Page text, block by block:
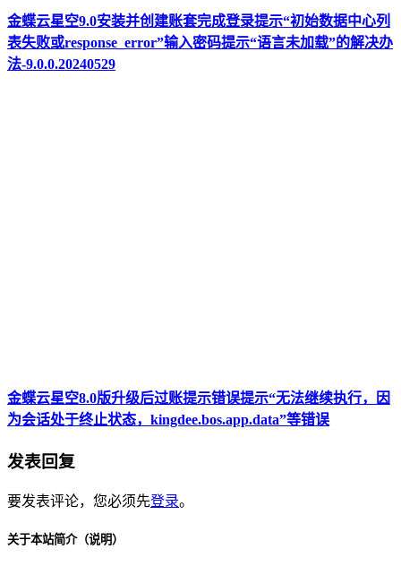
金蝶云星空9.0安装并创建账套完成登录提示“初始数据中心列
表失败或response_error”输入密码提示“语言未加载”的解决办
法-9.0.0.20240529
金蝶云星空8.0版升级后过账提示错误提示“无法继续执行，因
为会话处于终止状态，kingdee.bos.app.data”等错误
发表回复
要发表评论，您必须先登录。
关于本站简介（说明）